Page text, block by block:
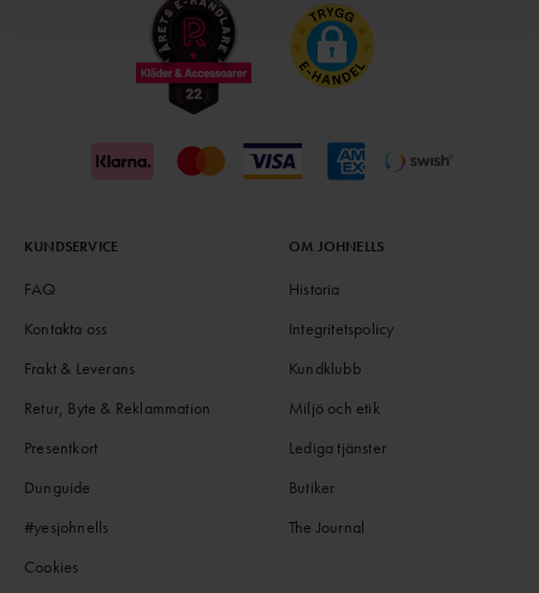
KUNDSERVICE
FAQ
Kontakta oss
Frakt & Leverans
Retur, Byte & Reklammation
Presentkort
Dunguide
#yesjohnells
Cookies
OM JOHNELLS
Historia
Integritetspolicy
Kundklubb
Miljö och etik
Lediga tjänster
Butiker
The Journal